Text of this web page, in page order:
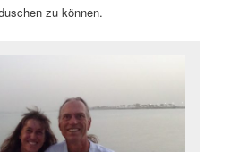
zu können.